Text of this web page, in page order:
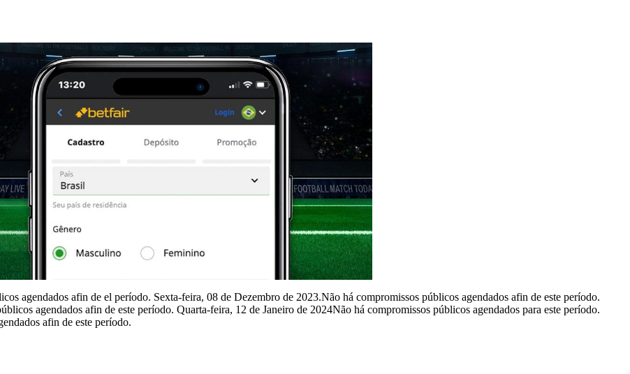
agendados afin de el período. Sexta-feira, 08 de Dezembro de 2023.Não há compromissos públicos agendados afin de este período.
agendados afin de este período. Quarta-feira, 12 de Janeiro de 2024Não há compromissos públicos agendados para este período.
afin de este período.